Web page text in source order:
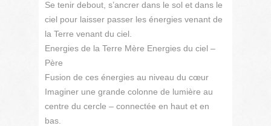
Se tenir debout, s’ancrer dans le sol et dans le
ciel pour laisser passer les énergies venant de
la Terre venant du ciel.
Energies de la Terre Mère Energies du ciel –
Père
Fusion de ces énergies au niveau du cœur
Imaginer une grande colonne de lumière au
centre du cercle – connectée en haut et en
bas.